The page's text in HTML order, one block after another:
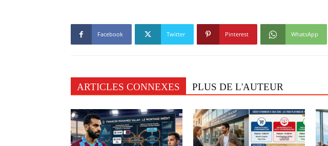
Facebook Twitter Pinterest WhatsApp
ARTICLES CONNEXES PLUS DE L'AUTEUR